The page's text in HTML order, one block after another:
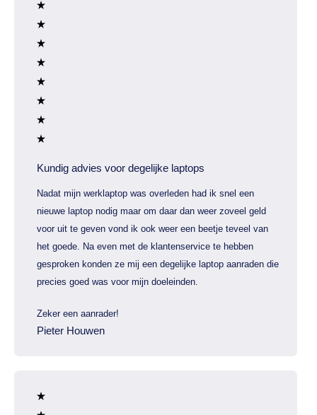
Kundig advies voor degelijke laptops
Nadat mijn werklaptop was overleden had ik snel een
nieuwe laptop nodig maar om daar dan weer zoveel geld
voor uit te geven vond ik ook weer een beetje teveel van
het goede. Na even met de klantenservice te hebben
gesproken konden ze mij een degelijke laptop aanraden die
precies goed was voor mijn doeleinden.
Zeker een aanrader!
Pieter Houwen